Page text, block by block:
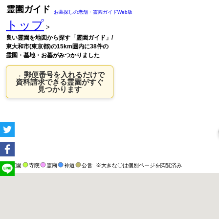
霊園ガイド お墓探しの老舗・霊園ガイドWeb版
トップ >
良い霊園を地図から探す「霊園ガイド」/
東大和市(東京都)の15km圏内に38件の
霊園・墓地・お墓がみつかりました
→ 郵便番号を入れるだけで
資料請求できる霊園がすぐ
見つかります
霊園 寺院 霊廟 神道 公営 ※大きな〇は個別ページを閲覧済み